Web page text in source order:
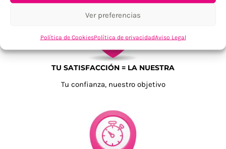
Ver preferencias
Política de CookiesPolítica de privacidadAviso Legal
TU SATISFACCIÓN = LA NUESTRA
Tu confianza, nuestro objetivo